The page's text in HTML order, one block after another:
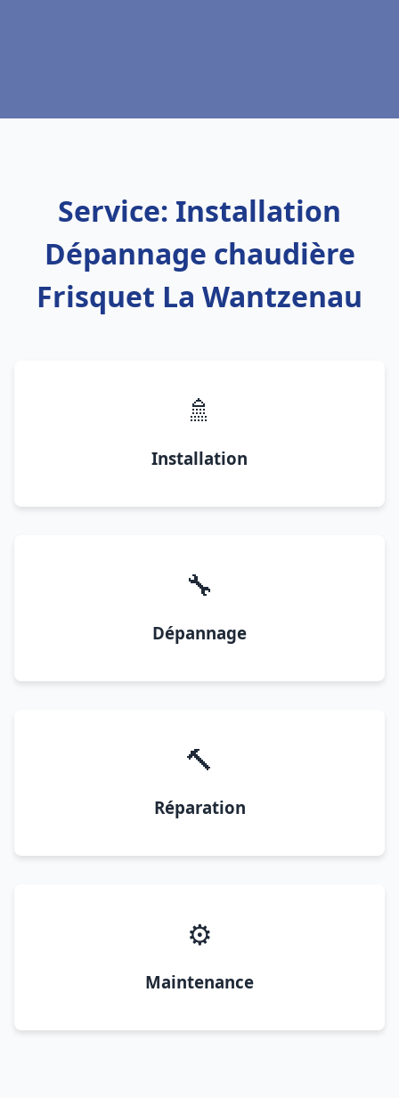
Service: Installation
Dépannage chaudière
Frisquet La Wantzenau
🚿
Installation
🔧
Dépannage
🔨
Réparation
⚙️
Maintenance